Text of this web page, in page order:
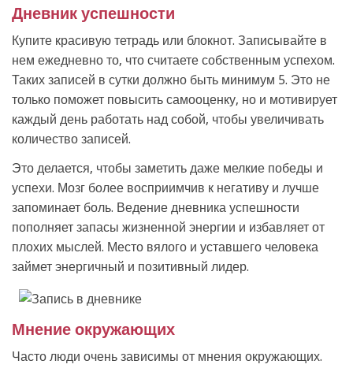
Дневник успешности
Купите красивую тетрадь или блокнот. Записывайте в
нем ежедневно то, что считаете собственным успехом.
Таких записей в сутки должно быть минимум 5. Это не
только поможет повысить самооценку, но и мотивирует
каждый день работать над собой, чтобы увеличивать
количество записей.
Это делается, чтобы заметить даже мелкие победы и
успехи. Мозг более восприимчив к негативу и лучше
запоминает боль. Ведение дневника успешности
пополняет запасы жизненной энергии и избавляет от
плохих мыслей. Место вялого и уставшего человека
займет энергичный и позитивный лидер.
Мнение окружающих
Часто люди очень зависимы от мнения окружающих.